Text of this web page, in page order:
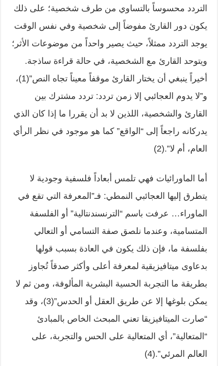
التردد محسوساً بالتساوي من طرف شخصية؛ على ذلك
يكون دور القارئ مفوضاً إلى شخصية وفي نفس الوقت
يوجد التردد ممثلاً، حيث يصير واحداً من موضوعات الأثر؛
ويتوحد القارئ مع الشخصية، في حالة قراءة ساذجة.
أخيراً ينبغي أن يختار القارئ موقفاً معيناً تجاه النص”(1)،
و”لا يدوم العجائبي إلا زمن تردد: تردد مشترك بين
القارئ والشخصية، اللذين لا بد أن يقررا ما إذا كان الذي
يدركانه راجعاً إلى “الواقع” كما هو موجود في نظر الرأي
العام، أم لا”.(2)
أما الماورائيات فهي تلمس أبعاداً فلسفية وجودية لا
يتطرق إليها العجائبي النمطي: فـ”المعرفة التي تقع في
الماوراء… عرفت باسم “الترنسندنتالية” أو الفلسفة
المتسامية، وعندما نلصق صفة التسامي أو التعالي
بفلسفة ما، فإن ذلك يكون في العادة بسبب قولها
بدعاوى ميتافيزيقية لمعرفة أعلى وأكثر صدقاً تُجاوز
بطريقة ما التجربة الحسية البشرية المألوفة، ومن ثم لا
يمكن بلوغها إلا عن طريق العقل أو الحدس”(3)، وقد
“صارت الميتافيزيقا تعني المبحث الخاص بالمبادئ
“المتعالية”، أي المتعالية على الحس والتجربة، على
العالم المرئي”.(4)